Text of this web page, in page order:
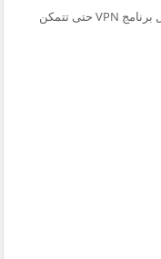
تم حظر سيرفر Ok.ru في السعودية لذلك من لا يعمل معه الفيديو رجاء قم بتحميل برنامج VPN حتى تتمكن